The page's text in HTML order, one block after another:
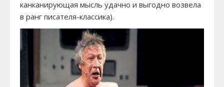
канканирующая мысль удачно и выгодно возвела
в ранг писателя-классика).